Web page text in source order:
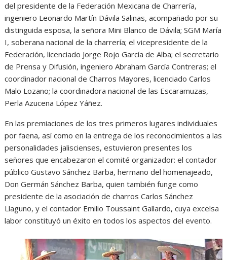
del presidente de la Federación Mexicana de Charrería,
ingeniero Leonardo Martín Dávila Salinas, acompañado por su
distinguida esposa, la señora Mini Blanco de Dávila; SGM María
I, soberana nacional de la charrería; el vicepresidente de la
Federación, licenciado Jorge Rojo García de Alba; el secretario
de Prensa y Difusión, ingeniero Abraham García Contreras; el
coordinador nacional de Charros Mayores, licenciado Carlos
Malo Lozano; la coordinadora nacional de las Escaramuzas,
Perla Azucena López Yáñez.
En las premiaciones de los tres primeros lugares individuales
por faena, así como en la entrega de los reconocimientos a las
personalidades jaliscienses, estuvieron presentes los
señores que encabezaron el comité organizador: el contador
público Gustavo Sánchez Barba, hermano del homenajeado,
Don Germán Sánchez Barba, quien también funge como
presidente de la asociación de charros Carlos Sánchez
Llaguno, y el contador Emilio Toussaint Gallardo, cuya excelsa
labor constituyó un éxito en todos los aspectos del evento.